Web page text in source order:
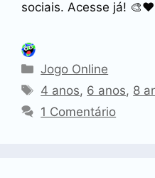
sociais. Acesse já! 🎨❤️
Categorias
Jogo Online
Tags
4 anos, 6 anos, 8
1 Comentário